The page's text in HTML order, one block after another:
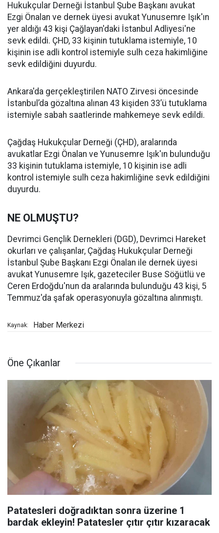
Hukukçular Derneği İstanbul Şube Başkanı avukat
Ezgi Önalan ve dernek üyesi avukat Yunusemre Işık'ın
yer aldığı 43 kişi Çağlayan'daki İstanbul Adliyesi'ne
sevk edildi. ÇHD, 33 kişinin tutuklama istemiyle, 10
kişinin ise adli kontrol istemiyle sulh ceza hakimliğine
sevk edildiğini duyurdu.
Ankara'da gerçekleştirilen NATO Zirvesi öncesinde
İstanbul’da gözaltına alınan 43 kişiden 33’ü tutuklama
istemiyle sabah saatlerinde mahkemeye sevk edildi.
Çağdaş Hukukçular Derneği (ÇHD), aralarında
avukatlar Ezgi Önalan ve Yunusemre Işık'ın bulunduğu
33 kişinin tutuklama istemiyle, 10 kişinin ise adli
kontrol istemiyle sulh ceza hakimliğine sevk edildiğini
duyurdu.
NE OLMUŞTU?
Devrimci Gençlik Dernekleri (DGD), Devrimci Hareket
okurları ve çalışanlar, Çağdaş Hukukçular Derneği
İstanbul Şube Başkanı Ezgi Önalan ile dernek üyesi
avukat Yunusemre Işık, gazeteciler Buse Söğütlü ve
Ceren Erdoğdu'nun da aralarında bulunduğu 43 kişi, 5
Temmuz'da şafak operasyonuyla gözaltına alınmıştı.
Kaynak: Haber Merkezi
Öne Çıkanlar
Patatesleri doğradıktan sonra üzerine 1
bardak ekleyin! Patatesler çıtır çıtır kızaracak